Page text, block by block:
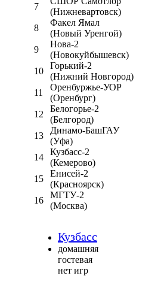
7
(Нижневартовск)
8
Факел Ямал
(Новый Уренгой)
9
Нова-2
(Новокуйбышевск)
10
Горький-2
(Нижний Новгород)
11
Оренбуржье-УОР
(Оренбург)
12
Белогорье-2
(Белгород)
13
Динамо-БашГАУ
(Уфа)
14
Кузбасс-2
(Кемерово)
15
Енисей-2
(Красноярск)
16
МГТУ-2
(Москва)
Кузбасс
домашняя
гостевая
нет игр